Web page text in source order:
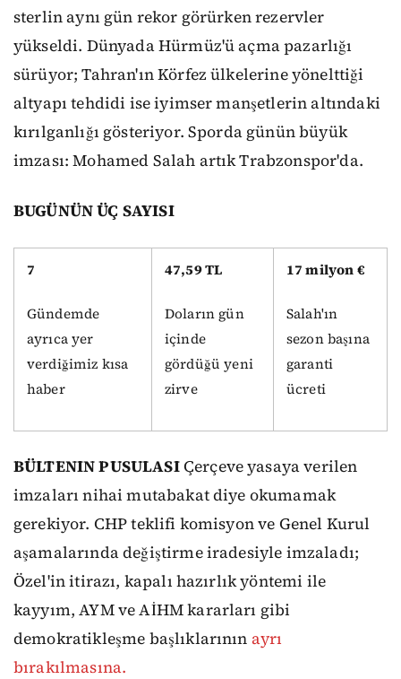
sterlin aynı gün rekor görürken rezervler
yükseldi. Dünyada Hürmüz'ü açma pazarlığı
sürüyor; Tahran'ın Körfez ülkelerine yönelttiği
altyapı tehdidi ise iyimser manşetlerin altındaki
kırılganlığı gösteriyor. Sporda günün büyük
imzası: Mohamed Salah artık Trabzonspor'da.
BUGÜNÜN ÜÇ SAYISI
7
Gündemde
ayrıca yer
verdiğimiz kısa
haber
47,59 TL
Doların gün
içinde
gördüğü yeni
zirve
17 milyon €
Salah'ın
sezon başına
garanti
ücreti
BÜLTENIN PUSULASIÇerçeve yasaya verilen
imzaları nihai mutabakat diye okumamak
gerekiyor. CHP teklifi komisyon ve Genel Kurul
aşamalarında değiştirme iradesiyle imzaladı;
Özel'in itirazı, kapalı hazırlık yöntemi ile
kayyım, AYM ve AİHM kararları gibi
demokratikleşme başlıklarının ayrı
bırakılmasına.